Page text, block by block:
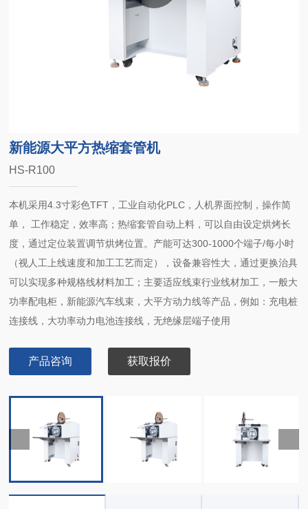
新能源大平方热缩套管机
HS-R100
本机采用4.3寸彩色TFT，工业自动化PLC，人机界面控制，操作简
单， 工作稳定，效率高；热缩套管自动上料，可以自由设定烘烤长
度，通过定位装置调节烘烤位置。产能可达300-1000个端子/每小时
（视人工上线速度和加工工艺而定），设备兼容性大，通过更换治具
可以实现多种规格线材料加工；主要适应线束行业线材加工，一般大
功率配电柜，新能源汽车线束，大平方动力线等产品，例如：充电桩
连接线，大功率动力电池连接线，无绝缘层端子使用
产品咨询 获取报价